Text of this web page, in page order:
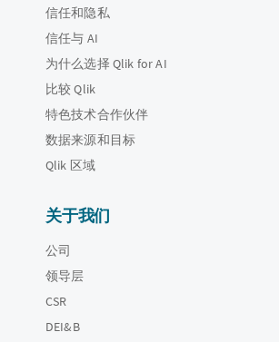
信任和隐私
信任与 AI
为什么选择 Qlik for AI
比较 Qlik
特色技术合作伙伴
数据来源和目标
Qlik 区域
关于我们
公司
领导层
CSR
DEI&B